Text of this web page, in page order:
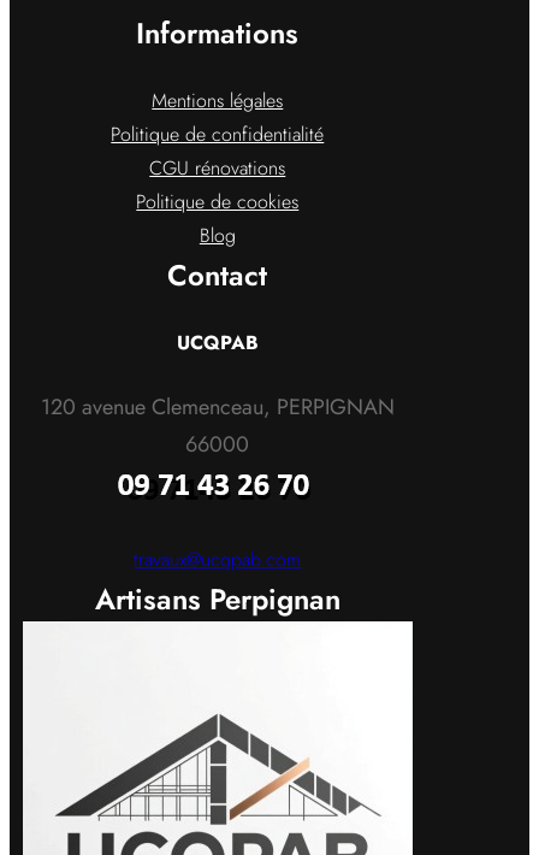
Informations
Mentions légales
Politique de confidentialité
CGU rénovations
Politique de cookies
Blog
Contact
UCQPAB
120 avenue Clemenceau, PERPIGNAN
66000
travaux@ucqpab.com
Artisans Perpignan